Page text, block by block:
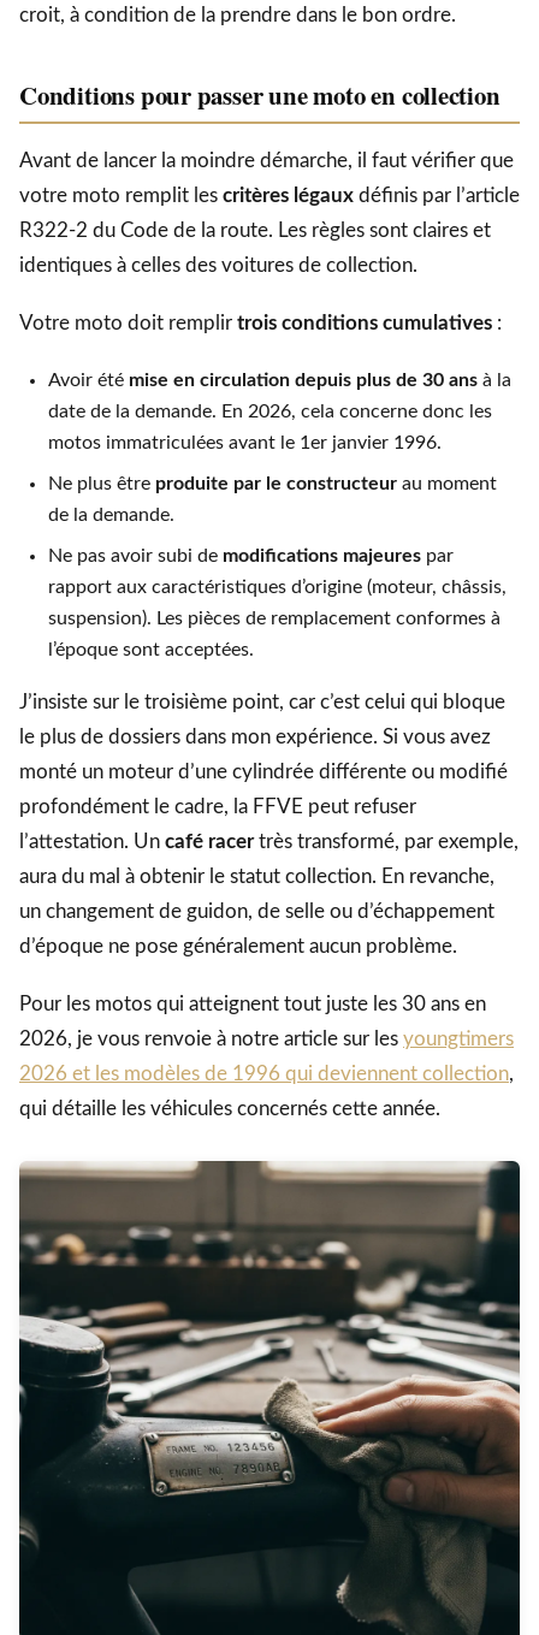
croit, à condition de la prendre dans le bon ordre.
Conditions pour passer une moto en collection
Avant de lancer la moindre démarche, il faut vérifier que
votre moto remplit les critères légaux définis par l’article
R322-2 du Code de la route. Les règles sont claires et
identiques à celles des voitures de collection.
Votre moto doit remplir trois conditions cumulatives :
Avoir été mise en circulation depuis plus de 30 ans à la
date de la demande. En 2026, cela concerne donc les
motos immatriculées avant le 1er janvier 1996.
Ne plus être produite par le constructeur au moment
de la demande.
Ne pas avoir subi de modifications majeures par
rapport aux caractéristiques d’origine (moteur, châssis,
suspension). Les pièces de remplacement conformes à
l’époque sont acceptées.
J’insiste sur le troisième point, car c’est celui qui bloque
le plus de dossiers dans mon expérience. Si vous avez
monté un moteur d’une cylindrée différente ou modifié
profondément le cadre, la FFVE peut refuser
l’attestation. Un café racertrès transformé, par exemple,
aura du mal à obtenir le statut collection. En revanche,
un changement de guidon, de selle ou d’échappement
d’époque ne pose généralement aucun problème.
Pour les motos qui atteignent tout juste les 30 ans en
2026, je vous renvoie à notre article sur les youngtimers
2026 et les modèles de 1996 qui deviennent collection,
qui détaille les véhicules concernés cette année.